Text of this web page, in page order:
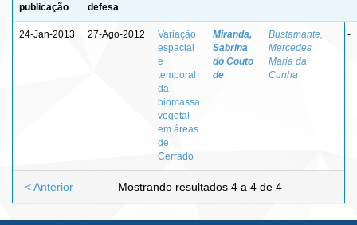
publicação
defesa
24-Jan-2013 27-Ago-2012
Variação
espacial
e
temporal
da
biomassa
vegetal
em áreas
de
Cerrado
Miranda,
Sabrina
do Couto
de
Bustamante,
Mercedes
Maria da
Cunha
-
Mostrando resultados 4 a 4 de 4
< Anterior